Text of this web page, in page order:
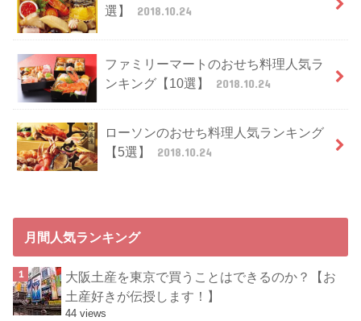
選】
2018.10.24
ファミリーマートのおせち料理人気ラ
ンキング【10選】
2018.10.24
ローソンのおせち料理人気ランキング
【5選】
2018.10.24
月間人気ランキング
大阪土産を東京で買うことはできるのか？【お
土産好きが伝授します！】
44 views